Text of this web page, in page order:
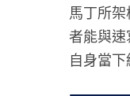
馬丁所
者能與
自身當